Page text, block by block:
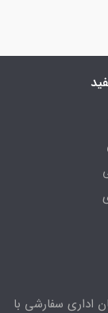
اداری سفارشی با